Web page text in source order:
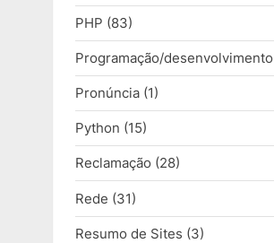
PHP (83)
Programação/desenvolvimento
Pronúncia (1)
Python (15)
Reclamação (28)
Rede (31)
Resumo de Sites (3)